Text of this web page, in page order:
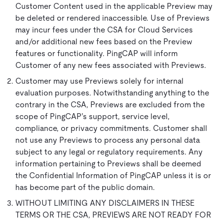
Customer Content used in the applicable Preview may
be deleted or rendered inaccessible. Use of Previews
may incur fees under the CSA for Cloud Services
and/or additional new fees based on the Preview
features or functionality. PingCAP will inform
Customer of any new fees associated with Previews.
Customer may use Previews solely for internal
evaluation purposes. Notwithstanding anything to the
contrary in the CSA, Previews are excluded from the
scope of PingCAP’s support, service level,
compliance, or privacy commitments. Customer shall
not use any Previews to process any personal data
subject to any legal or regulatory requirements. Any
information pertaining to Previews shall be deemed
the Confidential Information of PingCAP unless it is or
has become part of the public domain.
WITHOUT LIMITING ANY DISCLAIMERS IN THESE
TERMS OR THE CSA, PREVIEWS ARE NOT READY FOR